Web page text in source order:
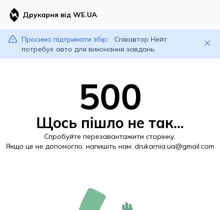
Друкарня від WE.UA
Просимо підтримати збір:
Співавтор Нейт
потребує авто для виконання завдань
500
Щось пішло не так...
Спробуйте перезавантажити сторінку.
Якщо це не допомогло, напишіть нам: drukarnia.ua@gmail.com